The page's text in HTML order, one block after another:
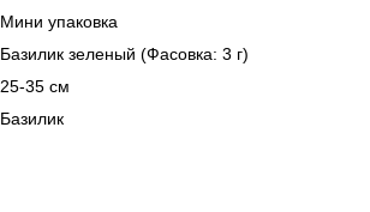
Мини упаковка
Базилик зеленый (Фасовка: 3 г)
25-35 см
Базилик